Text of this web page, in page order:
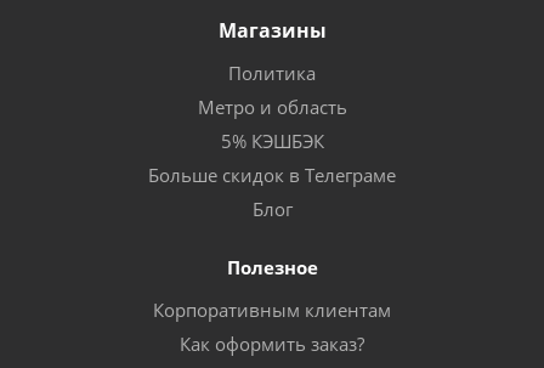
Магазины
Политика
Метро и область
5% КЭШБЭК
Больше скидок в Телеграме
Блог
Полезное
Корпоративным клиентам
Как оформить заказ?